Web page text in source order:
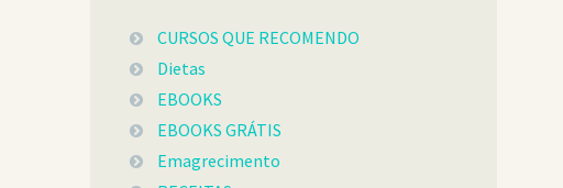
CURSOS QUE RECOMENDO
Dietas
EBOOKS
EBOOKS GRÁTIS
Emagrecimento